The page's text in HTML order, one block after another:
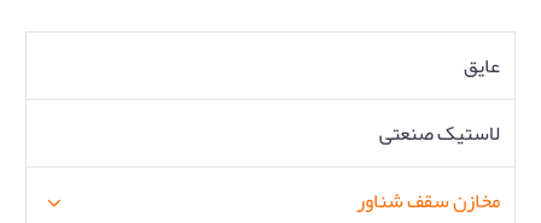
عایق
لاستیک صنعتی
مخازن سقف شناور